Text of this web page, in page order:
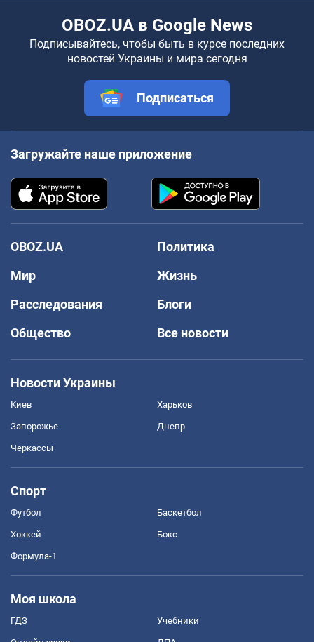
OBOZ.UA в Google News
Подписывайтесь, чтобы быть в курсе последних
новостей Украины и мира сегодня
Подписаться
Загружайте наше приложение
OBOZ.UA
Политика
Мир
Жизнь
Расследования
Блоги
Общество
Все новости
Новости Украины
Киев Харьков
Запорожье Днепр
Черкассы
Спорт
Футбол Баскетбол
Хоккей Бокс
Формула-1
Моя школа
ГДЗ Учебники